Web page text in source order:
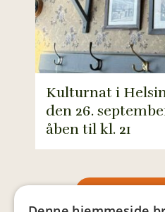
Kulturnat i
den 26.
åben til kl. 21
SE MERE